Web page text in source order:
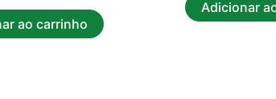
ao carrinho
Adicionar